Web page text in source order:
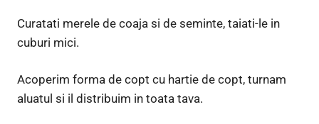
Curatati merele de coaja si de seminte, taiati-le in
cuburi mici.
Acoperim forma de copt cu hartie de copt, turnam
aluatul si il distribuim in toata tava.